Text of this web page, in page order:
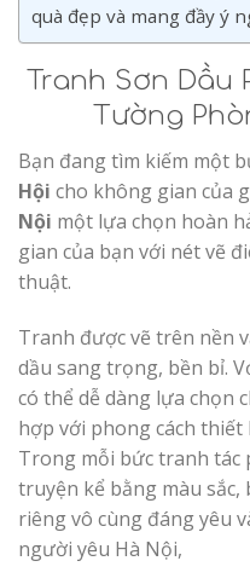
quà đẹp và mang đầy ý
Tranh Sơn Dầu
Tường
Bạn đang tìm kiếm một
Hội cho không gian của
Nội một lựa chọn hoàn
gian của bạn với nét vẽ
thuật.
Tranh được vẽ trên nền
dầu sang trọng, bền bỉ.
có thể dễ dàng lựa chọn
hợp với phong cách
Trong mỗi bức tranh tác
truyện kể bằng màu
riêng vô cùng đáng yêu
người yêu Hà Nội,